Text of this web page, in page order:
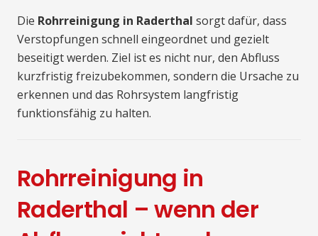
Die Rohrreinigung in Raderthal sorgt dafür, dass
Verstopfungen schnell eingeordnet und gezielt
beseitigt werden. Ziel ist es nicht nur, den Abfluss
kurzfristig freizubekommen, sondern die Ursache zu
erkennen und das Rohrsystem langfristig
funktionsfähig zu halten.
Rohrreinigung in
Raderthal – wenn der